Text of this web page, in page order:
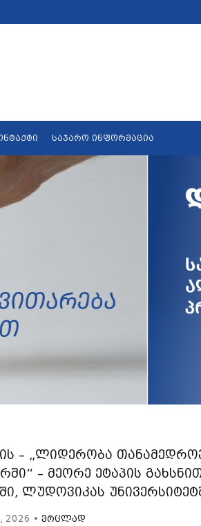
საჯარო ინფორმაცია
– „ლიდერობა
– მეორე ეტაპის
ლუდოვიკას
2026 • ვრცლად